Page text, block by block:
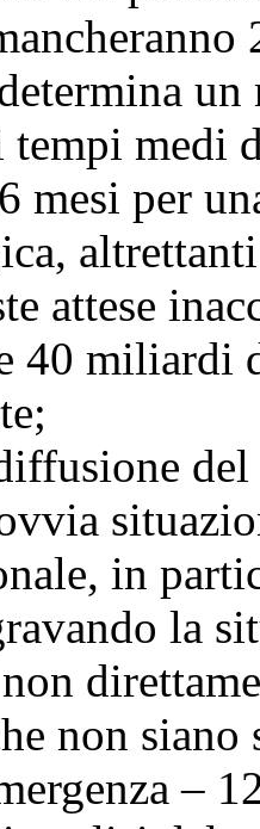
medi
mesi per
attese
40 miliardi
del
in
la
non
–